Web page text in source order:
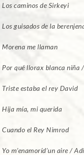
Los caminos de Sirkeyi
Los guisados de la
Morena me llaman
Por qué llorax blanca niña
Triste estaba el rey David
Hija mía, mi querida
Cuando el Rey Nimrod
Yo m’enamoríd’un aire /